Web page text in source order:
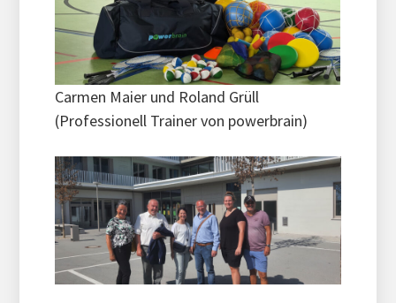
Carmen Maier und Roland Grüll
(Professionell Trainer von powerbrain)